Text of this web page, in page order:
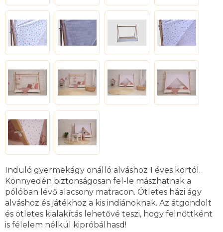
Induló gyermekágy önálló alváshoz 1 éves kortól.
Könnyedén biztonságosan fel-le mászhatnak a
pólóban lévő alacsony matracon. Ötletes házi ágy
alváshoz és játékhoz a kis indiánoknak. Az átgondolt
és ötletes kialakítás lehetővé teszi, hogy felnőttként
is félelem nélkül kipróbálhasd!